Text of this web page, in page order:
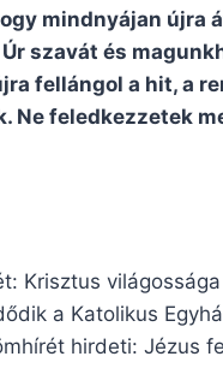
mindnyájan újra
szavát és
fellángol a hit, a
Ne feledkezzetek
Krisztus
a Katolikus
hirdeti: Jézus